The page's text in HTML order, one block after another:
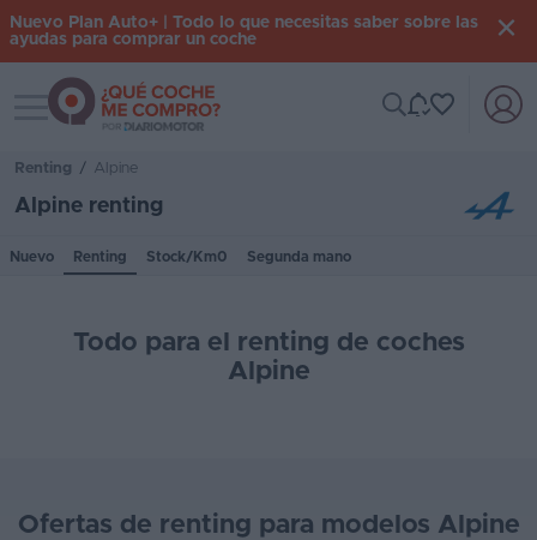
Iniciar
0
Nuevo Plan Auto+ | Todo lo que necesitas saber sobre las
ayudas para comprar un coche
Toggle navigation
Renting / Alpine
Alpine renting
Nuevo Renting Stock/Km0 Segunda mano
Todo para el renting de coches
Alpine
Ofertas de renting para modelos Alpine